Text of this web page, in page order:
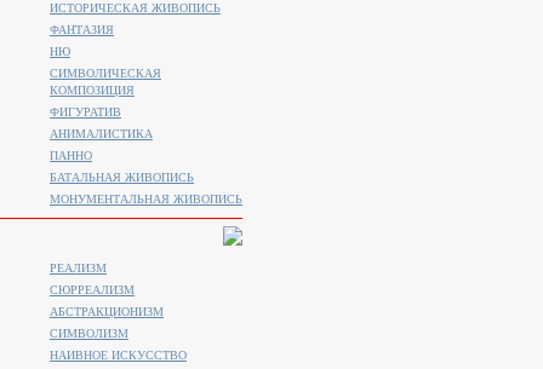
ИСТОРИЧЕСКАЯ ЖИВОПИСЬ
ФАНТАЗИЯ
НЮ
СИМВОЛИЧЕСКАЯ
КОМПОЗИЦИЯ
ФИГУРАТИВ
АНИМАЛИСТИКA
ПАННО
БАТАЛЬНАЯ ЖИВОПИСЬ
МОНУМЕНТАЛЬНАЯ ЖИВОПИСЬ
РЕАЛИЗМ
СЮРРЕАЛИЗМ
АБСТРАКЦИОНИЗМ
СИМВОЛИЗМ
НАИВНОЕ ИСКУССТВО